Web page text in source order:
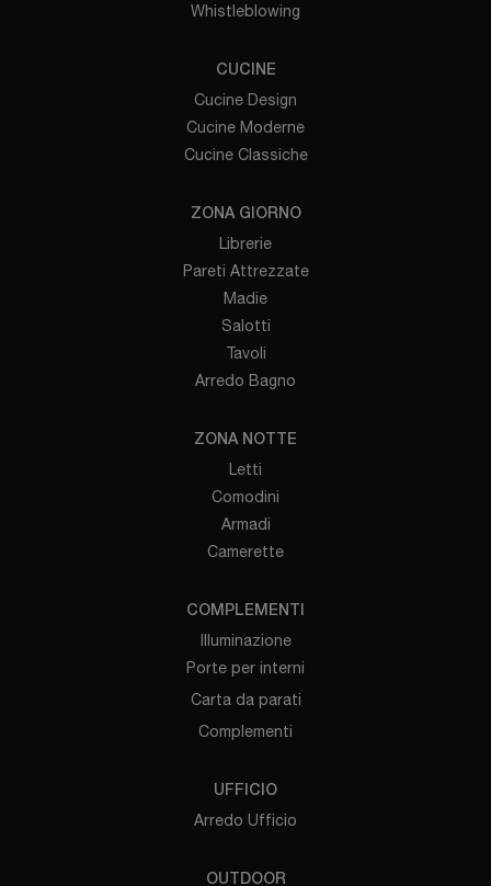
Whistleblowing
CUCINE
Cucine Design
Cucine Moderne
Cucine Classiche
ZONA GIORNO
Librerie
Pareti Attrezzate
Madie
Salotti
Tavoli
Arredo Bagno
ZONA NOTTE
Letti
Comodini
Armadi
Camerette
COMPLEMENTI
Illuminazione
Porte per interni
Carta da parati
Complementi
UFFICIO
Arredo Ufficio
OUTDOOR